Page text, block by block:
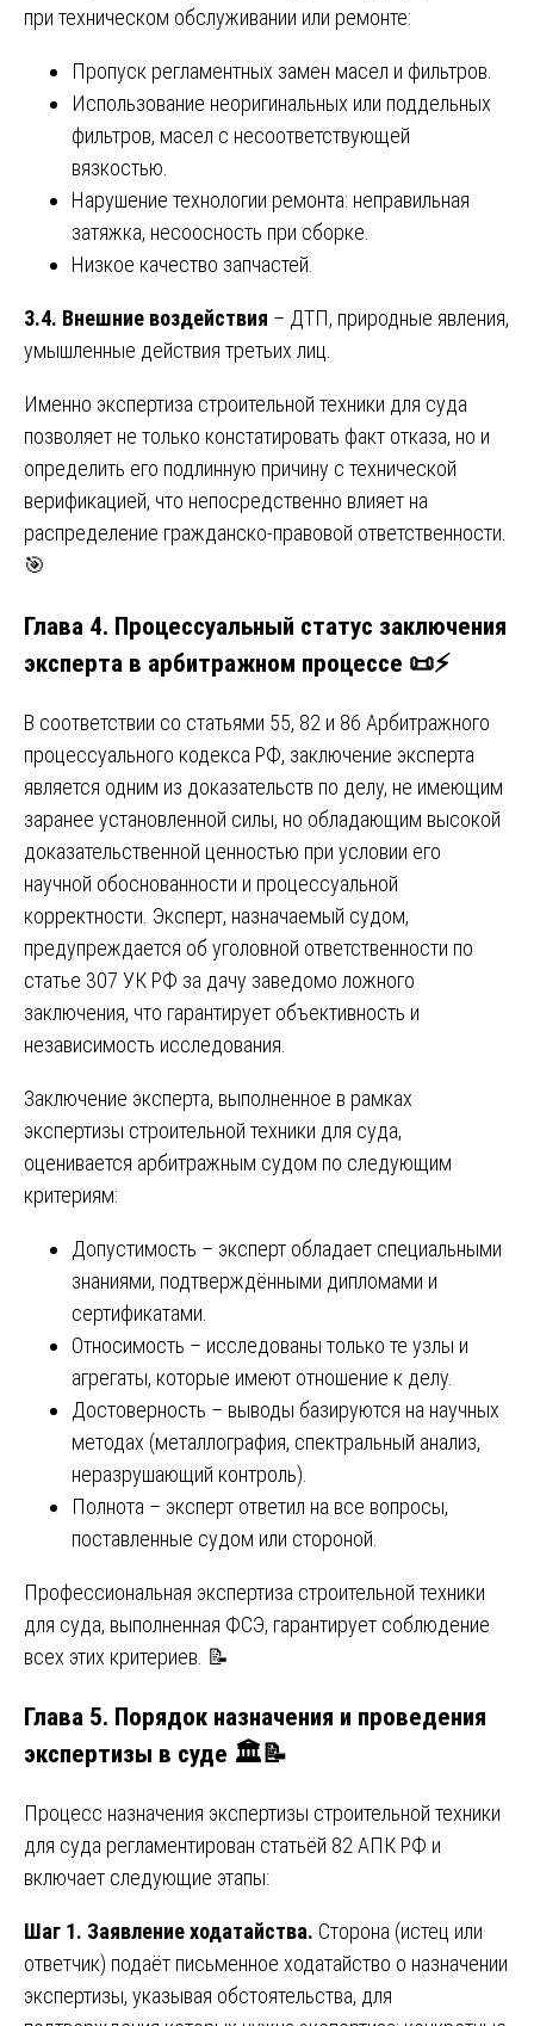
при техническом обслуживании или ремонте:
Пропуск регламентных замен масел и фильтров.
Использование неоригинальных или поддельных
фильтров, масел с несоответствующей
вязкостью.
Нарушение технологии ремонта: неправильная
затяжка, несоосность при сборке.
Низкое качество запчастей.
3.4. Внешние воздействия – ДТП, природные явления,
умышленные действия третьих лиц.
Именно экспертиза строительной техники для суда
позволяет не только констатировать факт отказа, но и
определить его подлинную причину с технической
верификацией, что непосредственно влияет на
распределение гражданско-правовой ответственности.
🎯
Глава 4. Процессуальный статус заключения
эксперта в арбитражном процессе 📜⚡
В соответствии со статьями 55, 82 и 86 Арбитражного
процессуального кодекса РФ, заключение эксперта
является одним из доказательств по делу, не имеющим
заранее установленной силы, но обладающим высокой
доказательственной ценностью при условии его
научной обоснованности и процессуальной
корректности. Эксперт, назначаемый судом,
предупреждается об уголовной ответственности по
статье 307 УК РФ за дачу заведомо ложного
заключения, что гарантирует объективность и
независимость исследования.
Заключение эксперта, выполненное в рамках
экспертизы строительной техники для суда,
оценивается арбитражным судом по следующим
критериям:
Допустимость – эксперт обладает специальными
знаниями, подтверждёнными дипломами и
сертификатами.
Относимость – исследованы только те узлы и
агрегаты, которые имеют отношение к делу.
Достоверность – выводы базируются на научных
методах (металлография, спектральный анализ,
неразрушающий контроль).
Полнота – эксперт ответил на все вопросы,
поставленные судом или стороной.
Профессиональная экспертиза строительной техники
для суда, выполненная ФСЭ, гарантирует соблюдение
всех этих критериев. 📝
Глава 5. Порядок назначения и проведения
экспертизы в суде 🏛️📝
Процесс назначения экспертизы строительной техники
для суда регламентирован статьёй 82 АПК РФ и
включает следующие этапы:
Шаг 1. Заявление ходатайства. Сторона (истец или
ответчик) подаёт письменное ходатайство о назначении
экспертизы, указывая обстоятельства, для